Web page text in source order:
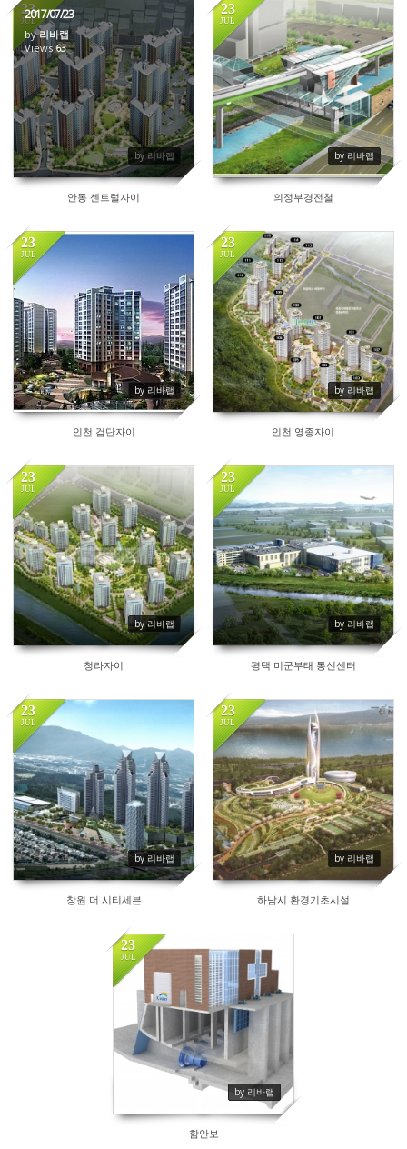
23
JUL
by 리바랩
2017/07/23
by리바랩
Views63
안동 센트럴자이
23
JUL
by 리바랩
의정부경전철
23
JUL
by 리바랩
인천 검단자이
23
JUL
by 리바랩
47
인천 영종자이
23
JUL
by 리바랩
80
청라자이
23
JUL
by 리바랩
111
평택 미군부태 통신센터
23
JUL
by 리바랩
창원 더 시티세븐
23
JUL
by 리바랩
61
하남시 환경기초시설
23
JUL
by 리바랩
함안보